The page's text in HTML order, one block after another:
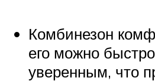
Комбинезон
его можно
уверенным, что